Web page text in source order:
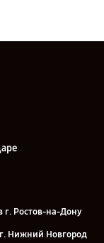
г. Ростов-на-Дону
г. Нижний Новгород